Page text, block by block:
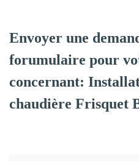
Envoyer une
forumulaire pour
concernant:
chaudière Frisquet